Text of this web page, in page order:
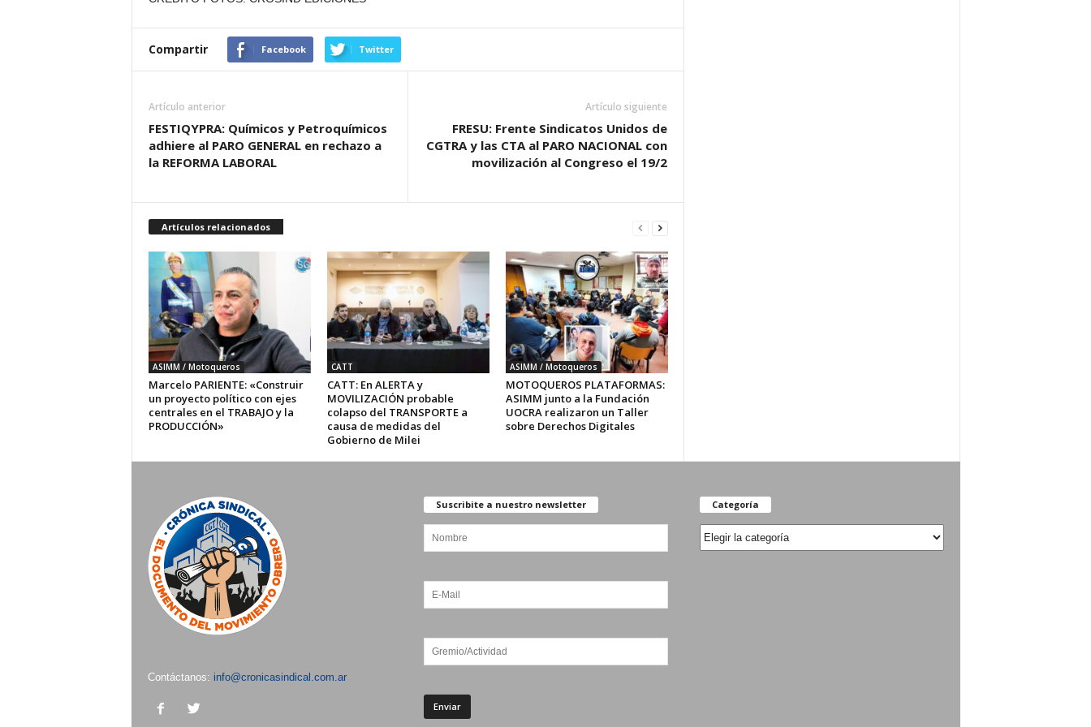
Compartir Facebook Twitter
Artículo anterior
FESTIQYPRA: Químicos y Petroquímicos
adhiere al PARO GENERAL en rechazo a
la REFORMA LABORAL
Artículo siguiente
FRESU: Frente Sindicatos Unidos de
CGTRA y las CTA al PARO NACIONAL con
movilización al Congreso el 19/2
Artículos relacionados
ASIMM / Motoqueros
Marcelo PARIENTE: «Construir
un proyecto político con ejes
centrales en el TRABAJO y la
PRODUCCIÓN»
CATT
CATT: En ALERTA y
MOVILIZACIÓN probable
colapso del TRANSPORTE a
causa de medidas del
Gobierno de Milei
ASIMM / Motoqueros
MOTOQUEROS PLATAFORMAS:
ASIMM junto a la Fundación
UOCRA realizaron un Taller
sobre Derechos Digitales
Contáctanos: info@cronicasindical.com.ar
Suscribite a nuestro newsletter Categoría
Categoría